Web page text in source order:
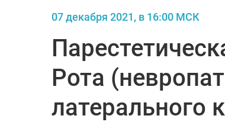
07 декабря 2021, в 16:00 МСК
Рота
латерального